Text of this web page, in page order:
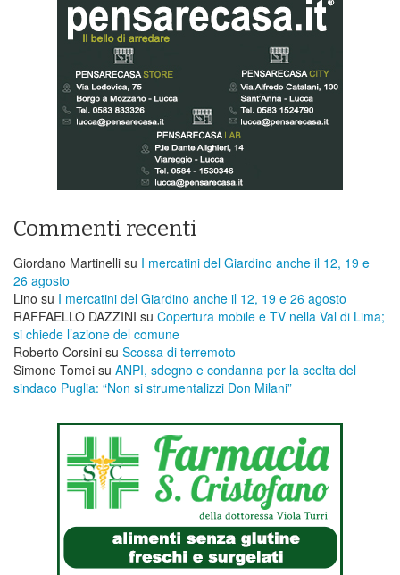
Commenti recenti
Giordano Martinelli su I mercatini del Giardino anche il 12, 19 e
26 agosto
Lino su I mercatini del Giardino anche il 12, 19 e 26 agosto
RAFFAELLO DAZZINI su ​Copertura mobile e TV nella Val di Lima;
si chiede l’azione del comune
Roberto Corsini su Scossa di terremoto
Simone Tomei su ANPI, sdegno e condanna per la scelta del
sindaco Puglia: “Non si strumentalizzi Don Milani”